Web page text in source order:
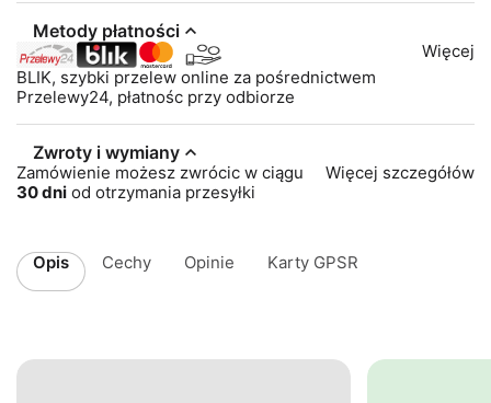
Metody płatności
BLIK, szybki przelew online za pośrednictwem
Przelewy24, płatnośc przy odbiorze
Więcej
Zwroty i wymiany
Zamówienie możesz zwrócic w ciągu
30 dni od otrzymania przesyłki
Więcej szczegółów
Opis Cechy Opinie Karty GPSR